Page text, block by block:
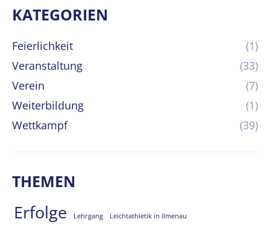
KATEGORIEN
Feierlichkeit
(1)
Veranstaltung
(33)
Verein
(7)
Weiterbildung
(1)
Wettkampf
(39)
THEMEN
Erfolge Lehrgang Leichtathletik in Ilmenau